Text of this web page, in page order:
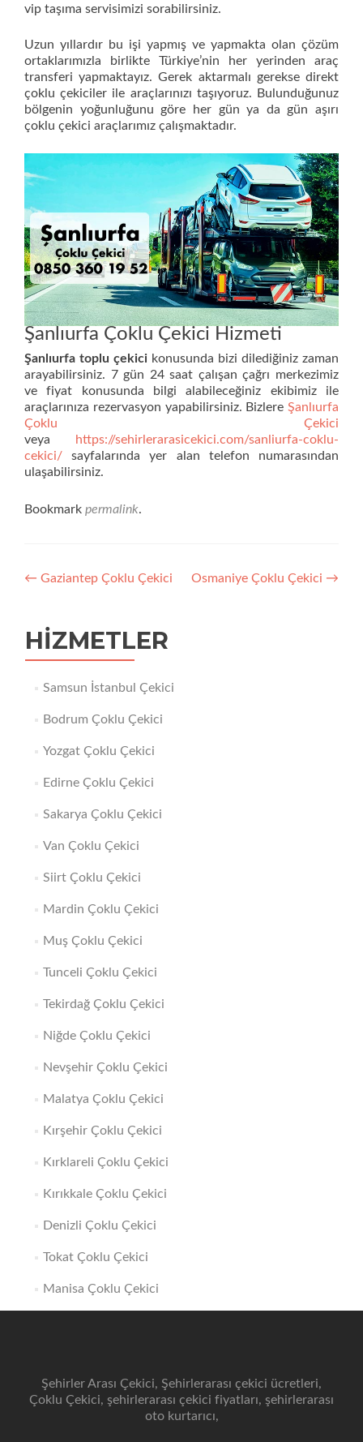
vip taşıma servisimizi sorabilirsiniz.
Uzun yıllardır bu işi yapmış ve yapmakta olan çözüm
ortaklarımızla birlikte Türkiye’nin her yerinden araç
transferi yapmaktayız. Gerek aktarmalı gerekse direkt
çoklu çekiciler ile araçlarınızı taşıyoruz. Bulunduğunuz
bölgenin yoğunluğunu göre her gün ya da gün aşırı
çoklu çekici araçlarımız çalışmaktadır.
Şanlıurfa Çoklu Çekici Hizmeti
Şanlıurfa toplu çekici konusunda bizi dilediğiniz zaman
arayabilirsiniz. 7 gün 24 saat çalışan çağrı merkezimiz
ve fiyat konusunda bilgi alabileceğiniz ekibimiz ile
araçlarınıza rezervasyon yapabilirsiniz. Bizlere Şanlıurfa
Çoklu Çekici
veya
https://sehirlerarasicekici.com/sanliurfa-coklu-
cekici/ sayfalarında yer alan telefon numarasından
ulaşabilirsiniz.
Bookmark permalink.
Yazı
← Gaziantep Çoklu Çekici Osmaniye Çoklu Çekici →
HIZMETLER
Samsun İstanbul Çekici
Bodrum Çoklu Çekici
Yozgat Çoklu Çekici
Edirne Çoklu Çekici
Sakarya Çoklu Çekici
Van Çoklu Çekici
Siirt Çoklu Çekici
Mardin Çoklu Çekici
Muş Çoklu Çekici
Tunceli Çoklu Çekici
Tekirdağ Çoklu Çekici
Niğde Çoklu Çekici
Nevşehir Çoklu Çekici
Malatya Çoklu Çekici
Kırşehir Çoklu Çekici
Kırklareli Çoklu Çekici
Kırıkkale Çoklu Çekici
Denizli Çoklu Çekici
Tokat Çoklu Çekici
Manisa Çoklu Çekici
Şehirler Arası Çekici, Şehirlerarası çekici ücretleri,
Çoklu Çekici, şehirlerarası çekici fiyatları, şehirlerarası
oto kurtarıcı,